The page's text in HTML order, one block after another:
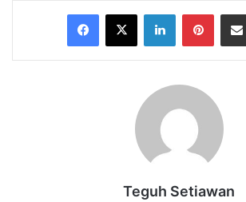
Facebook
X LinkedIn
Teguh Setiawan